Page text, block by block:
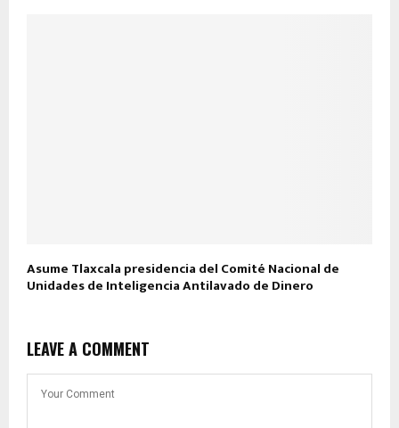
Asume Tlaxcala presidencia del Comité Nacional de
Unidades de Inteligencia Antilavado de Dinero
LEAVE A COMMENT